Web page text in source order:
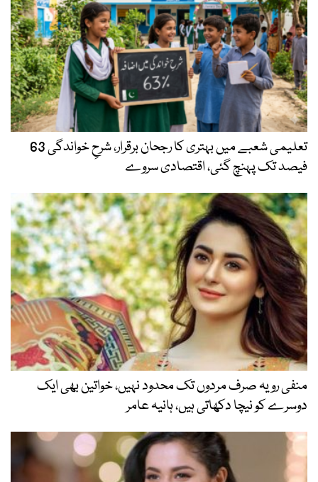
تعلیمی شعبے میں بہتری کا رجحان برقرار، شرحِ خواندگی 63
فیصد تک پہنچ گئی، اقتصادی سروے
منفی رویہ صرف مردوں تک محدود نہیں، خواتین بھی ایک
دوسرے کو نیچا دکھاتی ہیں، ہانیہ عامر